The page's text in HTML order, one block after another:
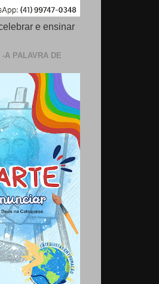
e ensinar
A PALAVRA DE